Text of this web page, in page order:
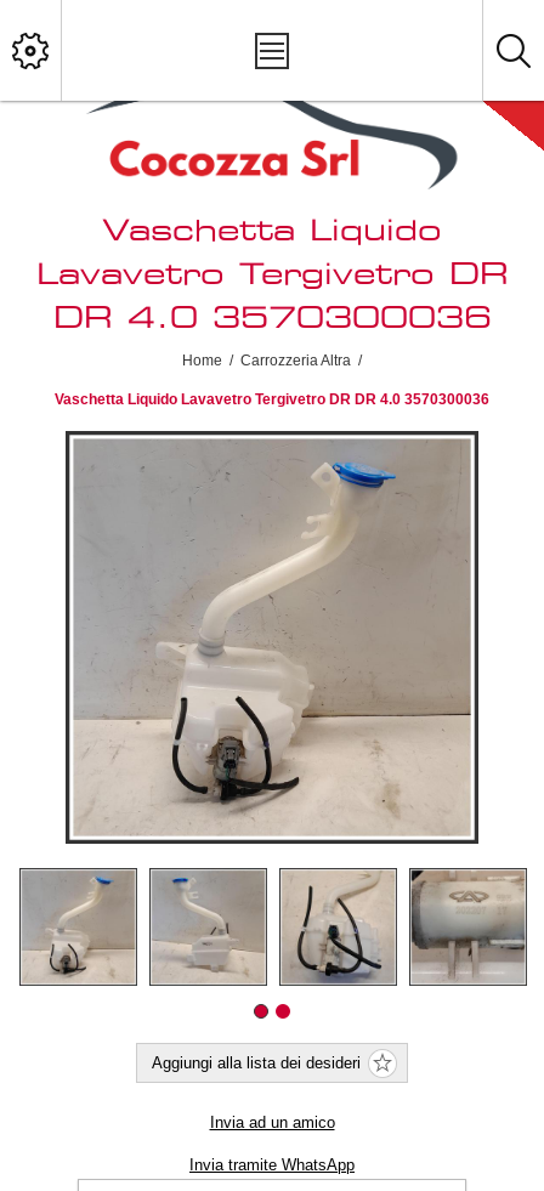
Vaschetta Liquido
Lavavetro Tergivetro DR
DR 4.0 3570300036
Home / Carrozzeria Altra /
Vaschetta Liquido Lavavetro Tergivetro DR DR 4.0 3570300036
Aggiungi alla lista dei desideri
Invia ad un amico
Invia tramite WhatsApp